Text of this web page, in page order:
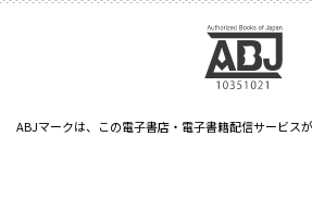
ABJマークは、この電子書店・電子書籍配信サービス